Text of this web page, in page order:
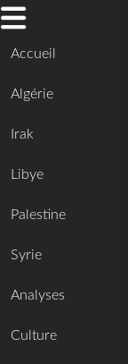
Accueil
Algérie
Irak
Libye
Palestine
Syrie
Analyses
Culture